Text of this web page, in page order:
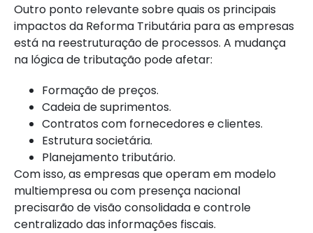
Outro ponto relevante sobre quais os principais
impactos da Reforma Tributária para as empresas
está na reestruturação de processos. A mudança
na lógica de tributação pode afetar:
Formação de preços.
Cadeia de suprimentos.
Contratos com fornecedores e clientes.
Estrutura societária.
Planejamento tributário.
Com isso, as empresas que operam em modelo
multiempresa ou com presença nacional
precisarão de visão consolidada e controle
centralizado das informações fiscais.